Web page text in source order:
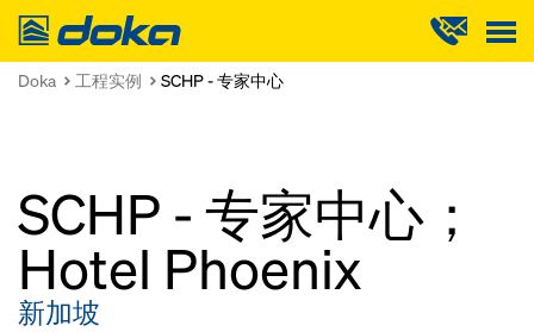
Doka
Doka 工程实例 SCHP - 专家中心
SCHP - 专家中心；
Hotel Phoenix
新加坡